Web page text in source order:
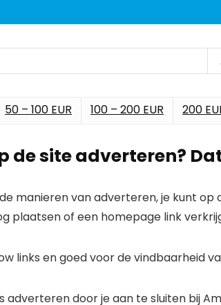
50 – 100 EUR 100 – 200 EUR 200
de site adverteren?
manieren van adverteren, je kunt op
plaatsen of een homepage link
links en goed voor de vindbaarheid
adverteren door je aan te sluiten bij